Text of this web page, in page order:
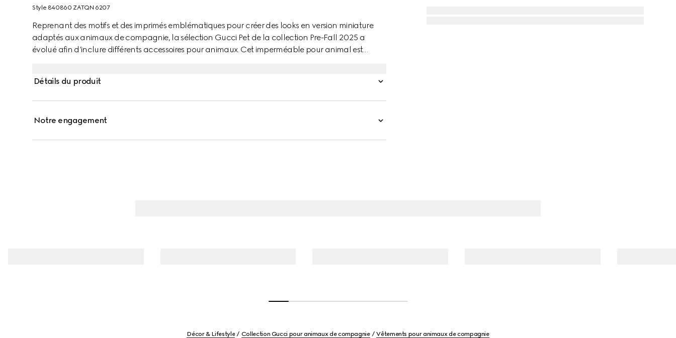
Style ‎840860 ZATQN 6207
Reprenant des motifs et des imprimés emblématiques pour créer des looks en version miniature
adaptés aux animaux de compagnie, la sélection Gucci Pet de la collection Pre-Fall 2025 a
évolué afin d’inclure différents accessoires pour animaux. Cet imperméable pour animal est
Détails du produit
Notre engagement
Décor & Lifestyle Collection Gucci pour animaux de compagnie Vêtements pour animaux de compagnie